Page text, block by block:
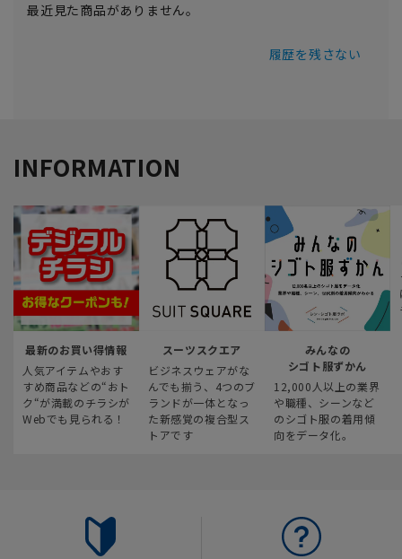
最近見た商品がありません。
履歴を残さない
INFORMATION
最新のお買い得情報
人気アイテムやおす
すめ商品などの“おト
ク“が満載のチラシが
Webでも見られる！
スーツスクエア
ビジネスウェアがな
んでも揃う、4つのブ
ランドが一体となっ
た新感覚の複合型ス
トアです
みんなの
シゴト服ずかん
12,000人以上の業界
や職種、シーンなど
のシゴト服の着用傾
向をデータ化。